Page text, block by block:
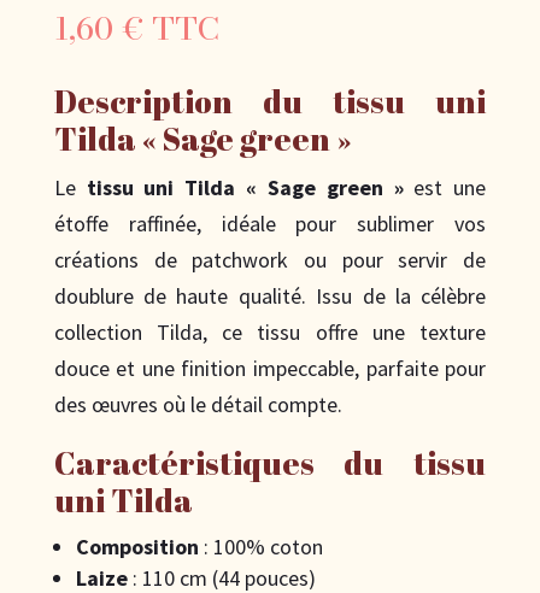
1,60 € TTC
Description du tissu uni
Tilda « Sage green »
Le tissu uni Tilda « Sage green »est une
étoffe raffinée, idéale pour sublimer vos
créations de patchwork ou pour servir de
doublure de haute qualité. Issu de la célèbre
collection Tilda, ce tissu offre une texture
douce et une finition impeccable, parfaite pour
des œuvres où le détail compte.
Caractéristiques du tissu
uni Tilda
Composition : 100% coton
Laize: 110 cm (44 pouces)